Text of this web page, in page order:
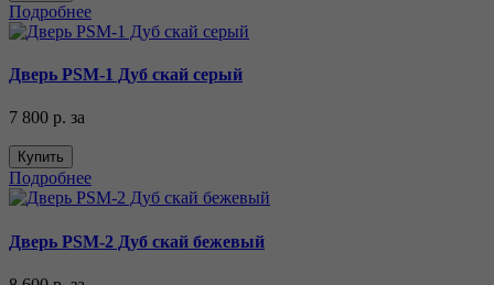
Подробнее
Дверь PSM-1 Дуб скай серый
7 800 р. за
Купить
Подробнее
Дверь PSM-2 Дуб скай бежевый